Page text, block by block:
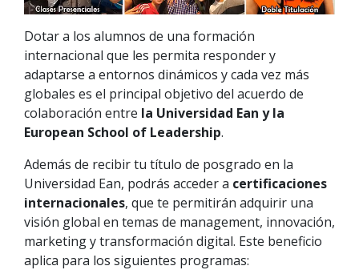
Dotar a los alumnos de una formación
internacional que les permita responder y
adaptarse a entornos dinámicos y cada vez más
globales es el principal objetivo del acuerdo de
colaboración entre la Universidad Ean y la
European School of Leadership.
Además de recibir tu título de posgrado en la
Universidad Ean, podrás acceder a certificaciones
internacionales, que te permitirán adquirir una
visión global en temas de management, innovación,
marketing y transformación digital. Este beneficio
aplica para los siguientes programas: